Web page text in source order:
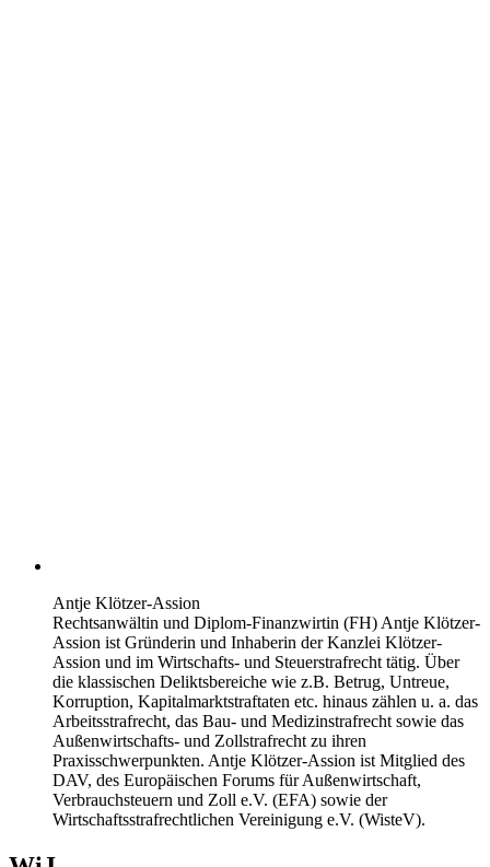
Antje Klötzer-Assion
Rechtsanwältin und Diplom-Finanzwirtin (FH) Antje Klötzer-
Assion ist Gründerin und Inhaberin der Kanzlei Klötzer-
Assion und im Wirtschafts- und Steuerstrafrecht tätig. Über
die klassischen Deliktsbereiche wie z.B. Betrug, Untreue,
Korruption, Kapitalmarktstraftaten etc. hinaus zählen u. a. das
Arbeitsstrafrecht, das Bau- und Medizinstrafrecht sowie das
Außenwirtschafts- und Zollstrafrecht zu ihren
Praxisschwerpunkten. Antje Klötzer-Assion ist Mitglied des
DAV, des Europäischen Forums für Außenwirtschaft,
Verbrauchsteuern und Zoll e.V. (EFA) sowie der
Wirtschaftsstrafrechtlichen Vereinigung e.V. (WisteV).